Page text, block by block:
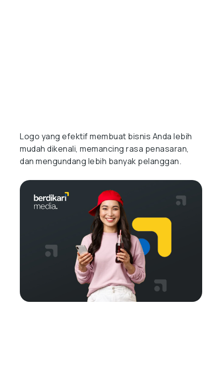
Logo yang efektif membuat bisnis Anda lebih
mudah dikenali, memancing rasa penasaran,
dan mengundang lebih banyak pelanggan.